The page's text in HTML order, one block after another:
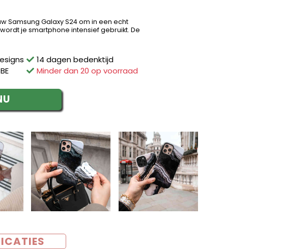
Samsung Galaxy S24 om in een echt
je smartphone intensief gebruikt. De
14 dagen bedenktijd
Minder dan 20 op voorraad